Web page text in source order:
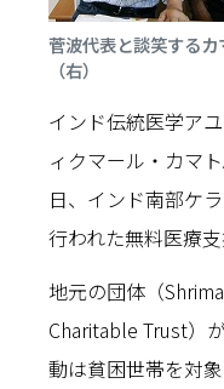
菅波代表と談笑するカ
（右）
インド伝統医学ア
ィクマール・カマ
日、インド南部ケ
行われた無料医療
地元の団体（
Charitable Trust）
動は貧困世帯を対